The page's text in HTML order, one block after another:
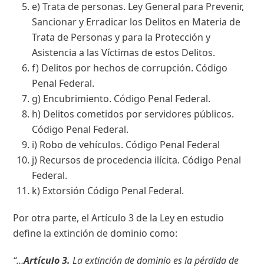
e) Trata de personas. Ley General para Prevenir,
Sancionar y Erradicar los Delitos en Materia de
Trata de Personas y para la Protección y
Asistencia a las Víctimas de estos Delitos.
f) Delitos por hechos de corrupción. Código
Penal Federal.
g) Encubrimiento. Código Penal Federal.
h) Delitos cometidos por servidores públicos.
Código Penal Federal.
i) Robo de vehículos. Código Penal Federal
j) Recursos de procedencia ilícita. Código Penal
Federal.
k) Extorsión Código Penal Federal.
Por otra parte, el Artículo 3 de la Ley en estudio
define la extinción de dominio como:
“…Artículo 3.La extinción de dominio es la pérdida de